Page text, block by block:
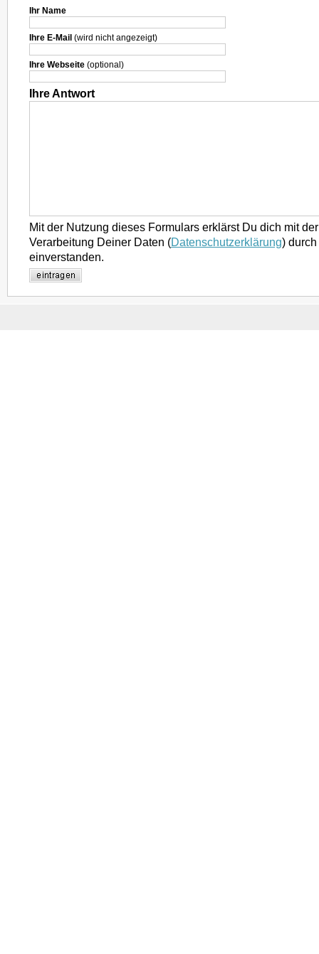
Ihr Name
Ihre E-Mail (wird nicht angezeigt)
Ihre Webseite (optional)
Ihre Antwort
Mit der Nutzung dieses Formulars erklärst Du dich mit
Verarbeitung Deiner Daten (Datenschutzerklärung)
einverstanden.